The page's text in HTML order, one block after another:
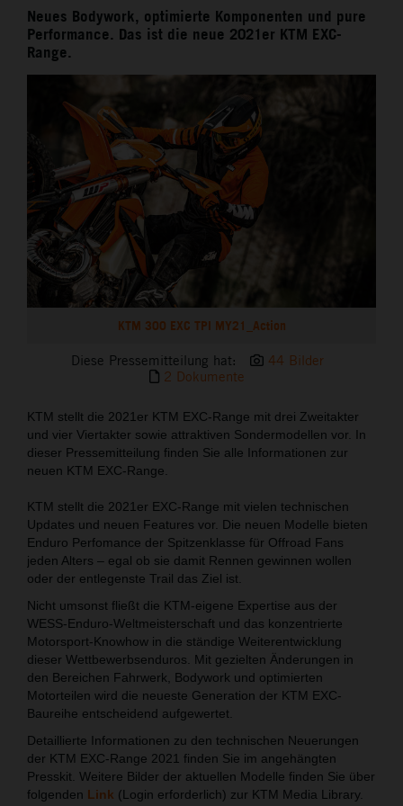
Neues Bodywork, optimierte Komponenten und pure
Performance. Das ist die neue 2021er KTM EXC-
Range.
KTM 300 EXC TPI MY21_Action
Diese Pressemitteilung hat:
44 Bilder
2 Dokumente
KTM stellt die 2021er KTM EXC-Range mit drei Zweitakter
und vier Viertakter sowie attraktiven Sondermodellen vor. In
dieser Pressemitteilung finden Sie alle Informationen zur
neuen KTM EXC-Range.
KTM stellt die 2021er EXC-Range mit vielen technischen
Updates und neuen Features vor. Die neuen Modelle bieten
Enduro Perfomance der Spitzenklasse für Offroad Fans
jeden Alters – egal ob sie damit Rennen gewinnen wollen
oder der entlegenste Trail das Ziel ist.
Nicht umsonst fließt die KTM-eigene Expertise aus der
WESS-Enduro-Weltmeisterschaft und das konzentrierte
Motorsport-Knowhow in die ständige Weiterentwicklung
dieser Wettbewerbsenduros. Mit gezielten Änderungen in
den Bereichen Fahrwerk, Bodywork und optimierten
Motorteilen wird die neueste Generation der KTM EXC-
Baureihe entscheidend aufgewertet.
Detaillierte Informationen zu den technischen Neuerungen
der KTM EXC-Range 2021 finden Sie im angehängten
Presskit. Weitere Bilder der aktuellen Modelle finden Sie über
folgenden Link (Login erforderlich) zur KTM Media Library.